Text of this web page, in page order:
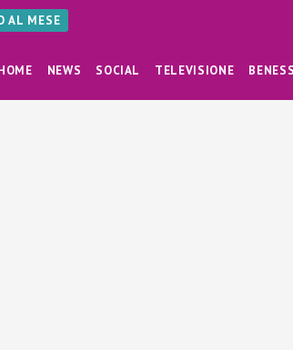
AL MESE
NEWS SOCIAL TELEVISIONE